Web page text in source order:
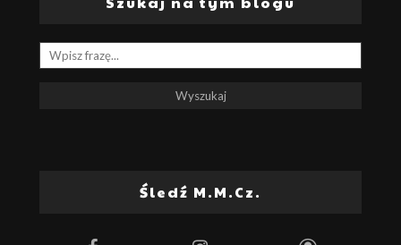
Śledź M.M.Cz.